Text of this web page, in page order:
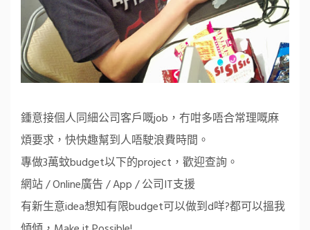
鍾意接個人同細公司客戶嘅job，冇咁多唔合常理嘅麻
煩要求，快快趣幫到人唔駛浪費時間。
專做3萬蚊budget以下的project，歡迎查詢。
網站 / Online廣告 / App / 公司IT支援
有新生意idea想知有限budget可以做到d咩?都可以搵我